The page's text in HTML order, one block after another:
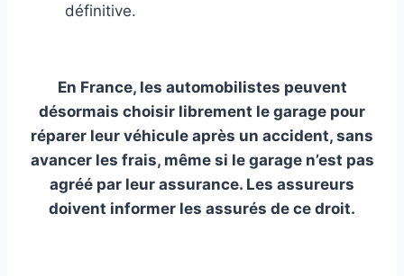
définitive.
En France, les automobilistes peuvent
désormais choisir librement le garage pour
réparer leur véhicule après un accident, sans
avancer les frais, même si le garage n’est pas
agréé par leur assurance. Les assureurs
doivent informer les assurés de ce droit.